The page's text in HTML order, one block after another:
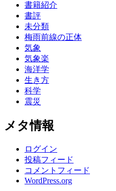
書籍紹介
書評
未分類
梅雨前線の正体
気象
気象楽
海洋学
生き方
科学
震災
メタ情報
ログイン
投稿フィード
コメントフィード
WordPress.org